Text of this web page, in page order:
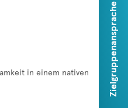
in einem nativen
Zielgruppenansprache